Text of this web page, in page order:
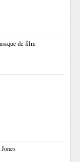
de film